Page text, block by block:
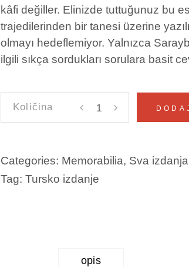
kâfi değiller. Elinizde tuttuğunuz bu
trajedilerinden bir tanesi üzerine
olmayı hedeflemiyor. Yalnızca
ilgili sıkça sordukları sorulara basit
Telibećirović,
Čolaković
Categories: Memorabilia, Sva izdanja
Tag: Tursko izdanje
opis